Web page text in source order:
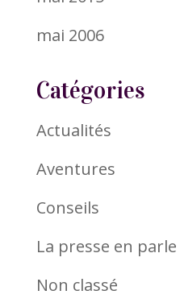
mai 2006
Catégories
Actualités
Aventures
Conseils
La presse en parle
Non classé